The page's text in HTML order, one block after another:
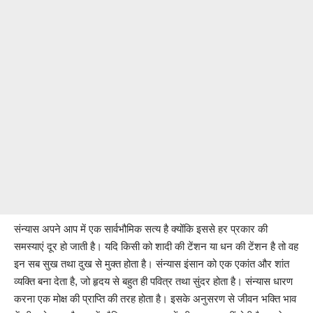
संन्यास अपने आप में एक सार्वभौमिक सत्य है क्योंकि इससे हर प्रकार की
समस्याएं दूर हो जाती है। यदि किसी को शादी की टेंशन या धन की टेंशन है तो वह
इन सब सुख तथा दुख से मुक्त होता है। संन्यास इंसान को एक एकांत और शांत
व्यक्ति बना देता है, जो हृदय से बहुत ही पवित्र तथा सुंदर होता है। संन्यास धारण
करना एक मोक्ष की प्राप्ति की तरह होता है। इसके अनुसरण से जीवन भक्ति भाव